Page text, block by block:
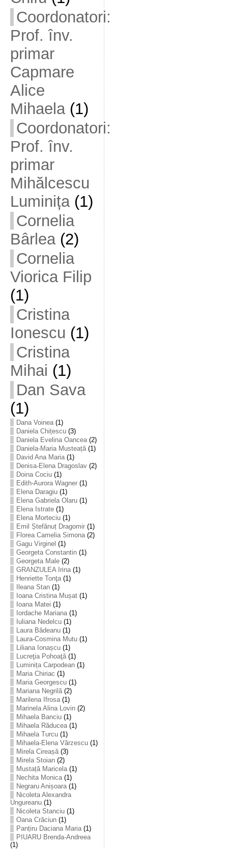
Coordonatori:
Prof. înv.
primar
Capmare
Alice
Mihaela(1)
Coordonatori:
Prof. înv.
primar
Mihălcescu
Luminița(1)
Cornelia
Bârlea(2)
Cornelia
Viorica Filip
(1)
Cristina
Ionescu (1)
Cristina
Mihai (1)
Dan Sava
(1)
Dana Voinea(1)
Daniela Chițescu(3)
Daniela Evelina Oancea(2)
Daniela-Maria Musteață(1)
David Ana Maria(1)
Denisa-Elena Dragoslav(2)
Doina Cociu(1)
Edith-Aurora Wagner(1)
Elena Daragiu(1)
Elena Gabriela Olaru(1)
Elena Istrate(1)
Elena Morteciu(1)
Emil Ștefănuț Dragomir(1)
Florea Camelia Simona(2)
Gagu Virginel (1)
Georgeta Constantin(1)
Georgeta Male(2)
GRANZULEA Irina(1)
Henriette Tonţa(1)
Ileana Stan(1)
Ioana Cristina Mușat(1)
Ioana Matei (1)
Iordache Mariana(1)
Iuliana Nedelcu(1)
Laura Bădeanu(1)
Laura-Cosmina Mutu(1)
Liliana Ionașcu(1)
Lucreţia Pohoaţă(1)
Luminița Carpodean(1)
Maria Chiriac (1)
Maria Georgescu(1)
Mariana Negrilă(2)
Marilena Ifrosa(1)
Marinela Alina Lovin(2)
Mihaela Banciu(1)
Mihaela Răducea(1)
Mihaela Turcu(1)
Mihaela-Elena Vărzescu(1)
Mirela Cireașă(3)
Mirela Stoian(2)
Mustață Maricela(1)
Nechita Monica(1)
Negraru Anișoara(1)
Nicoleta Alexandra
Ungureanu(1)
Nicoleta Stanciu(1)
Oana Crăciun(1)
Panțiru Daciana Maria(1)
PIUARU Brenda-Andreea
(1)